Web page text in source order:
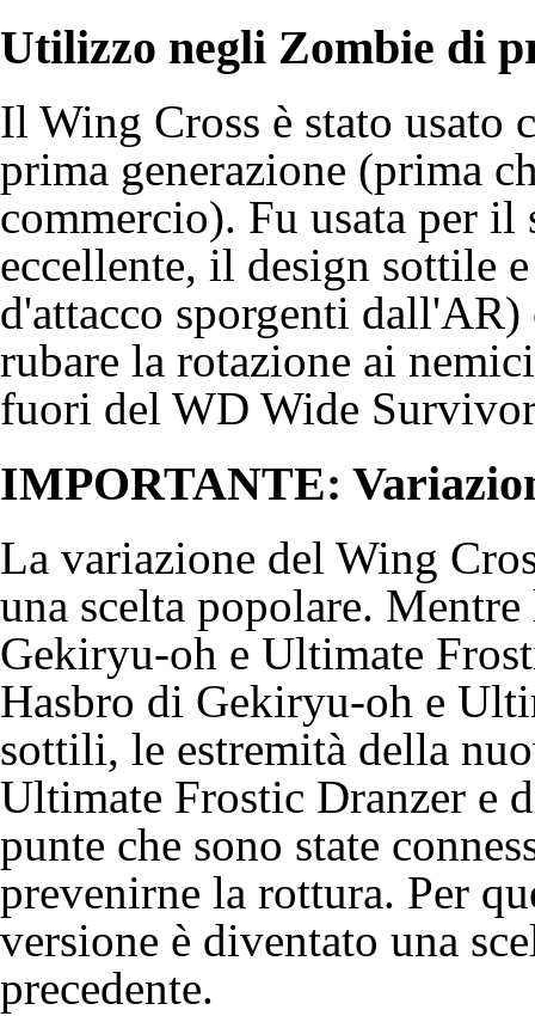
Utilizzo negli Zombie di
Il Wing Cross è stato
prima generazione (prima
commercio). Fu usata per
eccellente, il design sottile
d'attacco sporgenti dall'AR)
rubare la rotazione ai
fuori del WD Wide Survivor
IMPORTANTE:
La variazione del Wing
una scelta popolare.
Gekiryu-oh e Ultimate
Hasbro di Gekiryu-oh e
sottili, le estremità della
Ultimate Frostic Dranzer e
punte che sono state
prevenirne la rottura. Per
versione è diventato una
precedente.